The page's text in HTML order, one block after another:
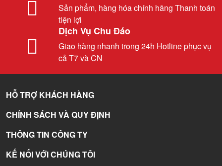
Sản phẩm, hàng hóa chính hãng Thanh toán
tiện lợi
Dịch Vụ Chu Đáo
Giao hàng nhanh trong 24h Hotline phục vụ
cả T7 và CN
HỖ TRỢ KHÁCH HÀNG
CHÍNH SÁCH VÀ QUY ĐỊNH
THÔNG TIN CÔNG TY
KẾ NỐI VỚI CHÚNG TÔI